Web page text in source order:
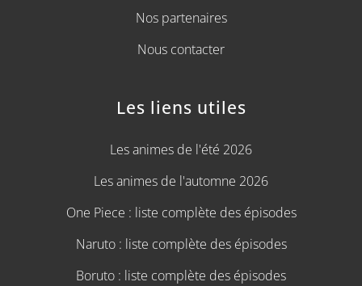
Nos partenaires
Nous contacter
Les liens utiles
Les animes de l'été 2026
Les animes de l'automne 2026
One Piece : liste complète des épisodes
Naruto : liste complète des épisodes
Boruto : liste complète des épisodes